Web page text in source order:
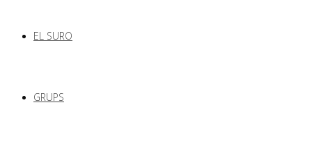
EL SURO
GRUPS